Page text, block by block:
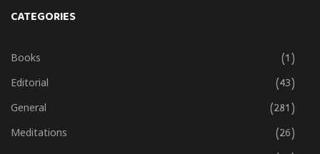
CATEGORIES
Books
(1)
Editorial
(43)
General
(281)
Meditations
(26)